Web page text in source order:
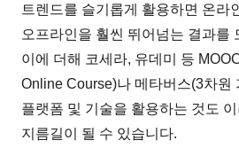
트렌드를 슬기롭게 활용하면 온라
오프라인을 훨씬 뛰어넘는 결과를
이에 더해 코세라, 유데미 등
Online Course)나 메타버스(3차원
플랫폼 및 기술을 활용하는 것도
지름길이 될 수 있습니다.